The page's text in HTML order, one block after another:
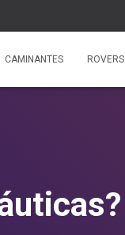
CAMINANTES ROVERS